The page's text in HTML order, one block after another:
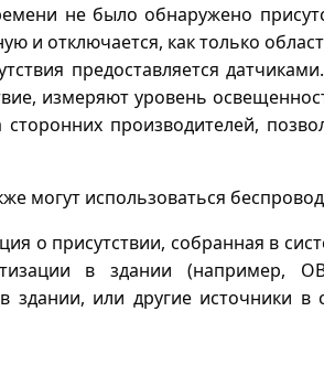
не было обнаружено
и отключается, как только
предоставляется
измеряют уровень
сторонних производителей,
могут использоваться
о присутствии, собранная в
в здании (например,
здании, или другие источники